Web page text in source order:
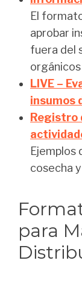
El
aprobar
fuera del
LIVE –
insumos
Registro
Ejemplos
cosecha
para